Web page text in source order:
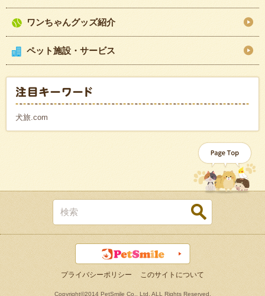
ワンちゃんグッズ紹介
ペット施設・サービス
犬旅.com
プライバシーポリシー このサイトについて
Copyright©2014 PetSmile Co., Ltd. ALL Rights Reserved.